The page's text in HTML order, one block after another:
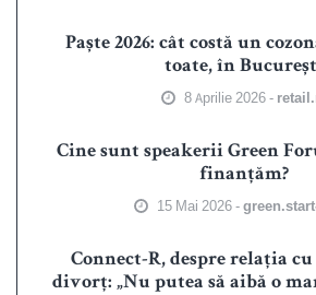
Paște 2026: cât costă un
toate, în
8 Aprilie 2026 -
Cine sunt speakerii Green
finanțăm?
15 Mai 2026 -
Connect-R, despre relația
divorț: „Nu putea să aibă o